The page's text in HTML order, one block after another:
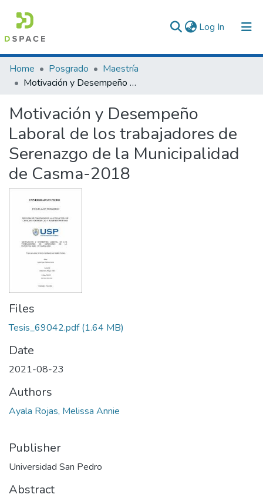
Log In (current)
Communities & Collections
All of DSpace
Statistics
Home Posgrado
Maestría
Motivación y Desempeño Laboral de los trabajadores de Serenazgo de la Municipalidad de Casma-2018
Motivación y Desempeño
Laboral de los trabajadores de
Serenazgo de la Municipalidad
de Casma-2018
Files
Tesis_69042.pdf(1.64 MB)
Date
2021-08-23
Authors
Ayala Rojas, Melissa Annie
Publisher
Universidad San Pedro
Abstract